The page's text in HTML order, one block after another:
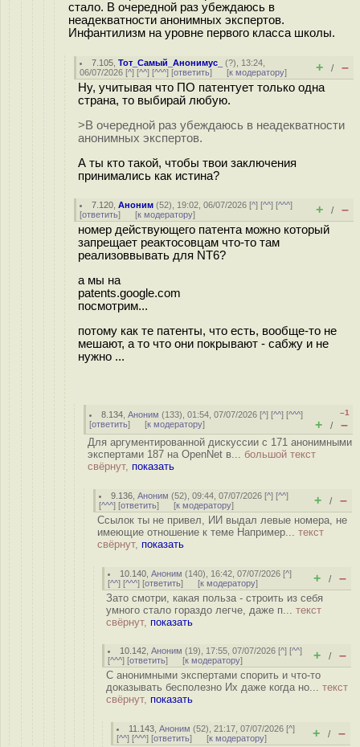
стало. В очередной раз убеждаюсь в
неадекватности анонимных экспертов.
Инфантилизм на уровне первого класса школы.
7.105 ,Тот_Самый_Анонимус_ (?), 13:24,
06/07/2026 [^] [^^] [^^^] [ответить] [к модератору] + / –
Ну, учитывая что ПО патентует только одна
страна, то выбирай любую.
>В очередной раз убеждаюсь в неадекватности
анонимных экспертов.
А ты кто такой, чтобы твои заключения
принимались как истина?
7.120 ,Аноним (52), 19:02, 06/07/2026 [^] [^^] [^^^]
[ответить] [к модератору] + / –
номер действующего патента можно который
запрещает реактосовцам что-то там
реализоввывать для NT6?
а мы на
patents.google.com
посмотрим...
потому как те патенты, что есть, вообще-то не
мешают, а то что они покрывают - сабжу и не
нужно ...
8.134 ,Аноним (133), 01:54, 07/07/2026 [^] [^^] [^^^]
[ответить] [к модератору]
–1
+ / –
Для аргументированной дискуссии с 171 анонимными
экспертами 187 на OpenNet в... большой текст
свёрнут, показать
9.136 ,Аноним (52), 09:44, 07/07/2026 [^] [^^]
[^^^] [ответить] [к модератору] + / –
Ссылок ты не привел, ИИ выдал левые номера, не
имеющие отношение к теме Например... текст
свёрнут, показать
10.140 ,Аноним (140), 16:42, 07/07/2026 [^]
[^^] [^^^] [ответить] [к модератору] + / –
Зато смотри, какая польза - строить из себя
умного стало гораздо легче, даже п... текст
свёрнут, показать
10.142 ,Аноним (19), 17:55, 07/07/2026 [^] [^^]
[^^^] [ответить] [к модератору] + / –
С анонимными экспертами спорить и что-то
доказывать бесполезно Их даже когда но... текст
свёрнут, показать
11.143 ,Аноним (52), 21:17, 07/07/2026 [^]
[^^] [^^^] [ответить] [к модератору] + / –